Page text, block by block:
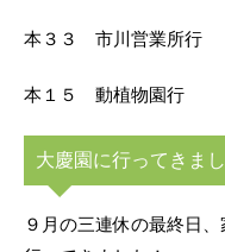
本３３ 市川営業所行
本１５ 動植物園行
大慶園に行ってきま
９月の三連休の最終日